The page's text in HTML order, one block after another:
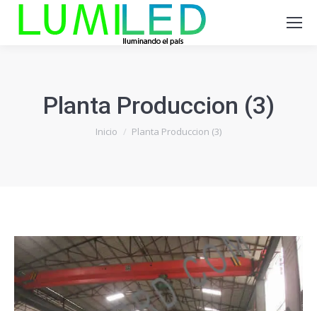
Planta Produccion (3)
Estás aquí:
Inicio Planta Produccion (3)